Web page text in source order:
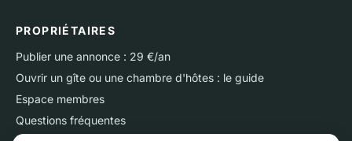
PROPRIÉTAIRES
Publier une annonce : 29 €/an
Ouvrir un gîte ou une chambre d'hôtes : le guide
Espace membres
Questions fréquentes